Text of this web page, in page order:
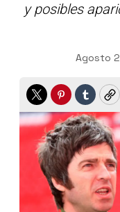
y posibles
Agosto
TwitterPinterest
Tumblr